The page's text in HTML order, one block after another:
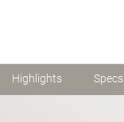
Highlights Specs